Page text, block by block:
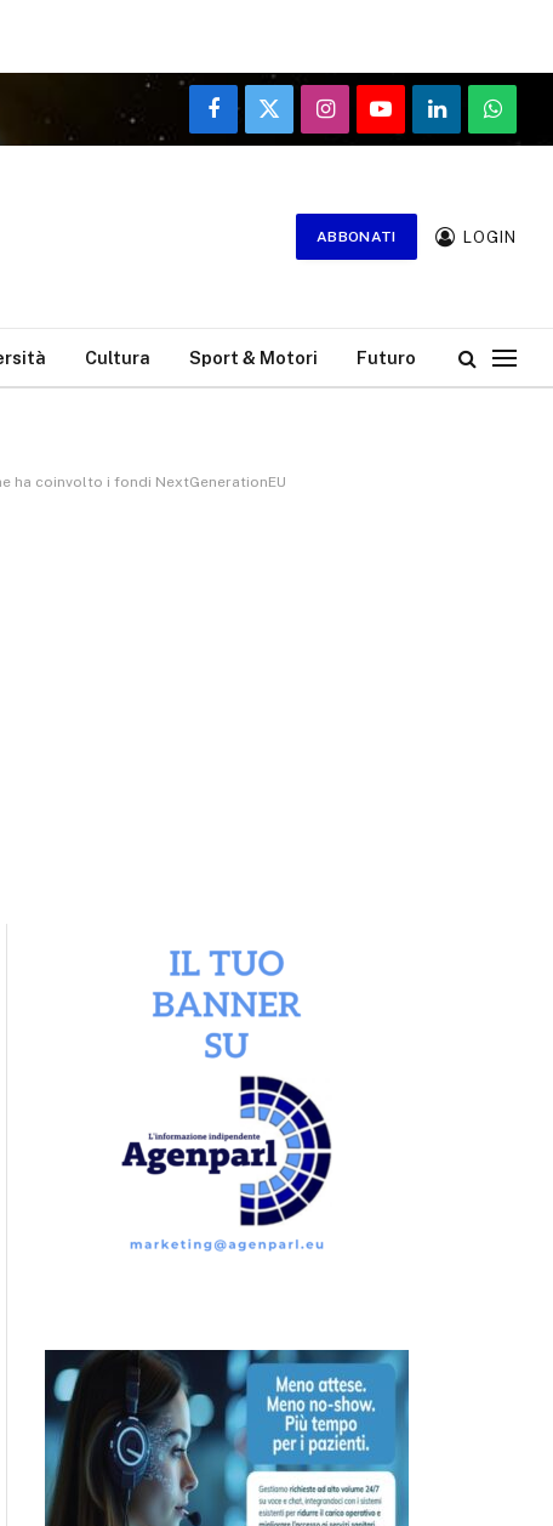
Facebook
X
(Twitter)
InstagramYouTubeLinkedIn
ABBONATI LOGIN
Cultura Sport & Motori Futuro
ha coinvolto i fondi NextGenerationEU